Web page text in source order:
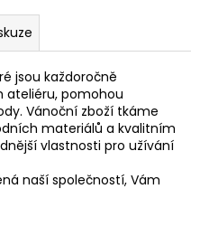
jsou každoročně
pomohou
Vánoční zboží tkáme
materiálů a kvalitním
vlastnosti pro užívání
naší společností, Vám